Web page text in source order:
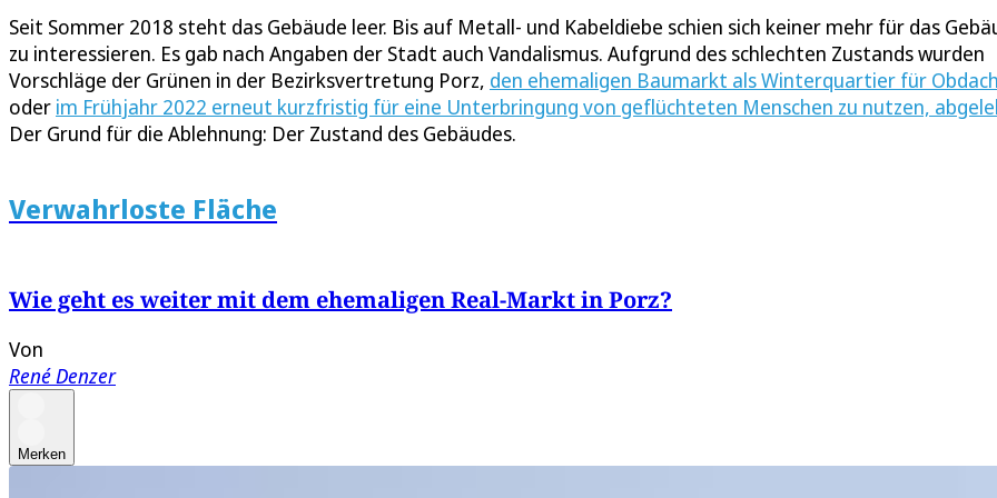
Seit Sommer 2018 steht das Gebäude leer. Bis auf Metall- und Kabeldiebe schien sich keiner mehr für das
zu interessieren. Es gab nach Angaben der Stadt auch Vandalismus. Aufgrund des schlechten Zustands wurden
Vorschläge der Grünen in der Bezirksvertretung Porz, den ehemaligen Baumarkt als Winterquartier für
oder im Frühjahr 2022 erneut kurzfristig für eine Unterbringung von geflüchteten Menschen zu nutzen,
Der Grund für die Ablehnung: Der Zustand des Gebäudes.
Verwahrloste Fläche
Wie geht es weiter mit dem ehemaligen Real-Markt in Porz?
Von
René Denzer
Merken